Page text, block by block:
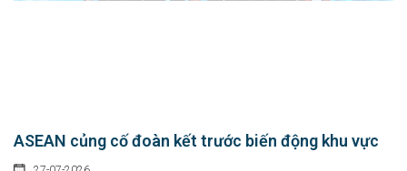
ASEAN củng cố đoàn kết trước biến động khu vực